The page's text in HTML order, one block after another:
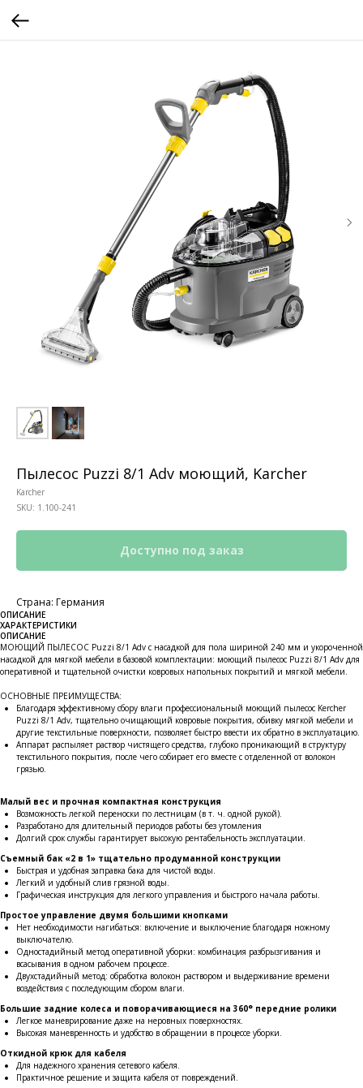
Пылесос Puzzi 8/1 Adv моющий, Karcher
Karcher
SKU: 1.100-241
Страна: Германия
ОПИСАНИЕ
ХАРАКТЕРИСТИКИ
ОПИСАНИЕ
МОЮЩИЙ ПЫЛЕСОС Puzzi 8/1 Adv с насадкой для пола шириной 240 мм и укороченной
насадкой для мягкой мебели в базовой комплектации: моющий пылесос Puzzi 8/1 Adv для
оперативной и тщательной очистки ковровых напольных покрытий и мягкой мебели.
ОСНОВНЫЕ ПРЕИМУЩЕСТВА:
Благодаря эффективному сбору влаги профессиональный моющий пылесос Kercher
Puzzi 8/1 Adv, тщательно очищающий ковровые покрытия, обивку мягкой мебели и
другие текстильные поверхности, позволяет быстро ввести их обратно в эксплуатацию.
Аппарат распыляет раствор чистящего средства, глубоко проникающий в структуру
текстильного покрытия, после чего собирает его вместе с отделенной от волокон
грязью.
Малый вес и прочная компактная конструкция
Возможность легкой переноски по лестницам (в т. ч. одной рукой).
Разработано для длительный периодов работы без утомления
Долгий срок службы гарантирует высокую рентабельность эксплуатации.
Съемный бак «2 в 1» тщательно продуманной конструкции
Быстрая и удобная заправка бака для чистой воды.
Легкий и удобный слив грязной воды.
Графическая инструкция для легкого управления и быстрого начала работы.
Простое управление двумя большими кнопками
Нет необходимости нагибаться: включение и выключение благодаря ножному
выключателю.
Одностадийный метод оперативной уборки: комбинация разбрызгивания и
всасывания в одном рабочем процессе.
Двухстадийный метод: обработка волокон раствором и выдерживание времени
воздействия с последующим сбором влаги.
Большие задние колеса и поворачивающиеся на 360° передние ролики
Легкое маневрирование даже на неровных поверхностях.
Высокая маневренность и удобство в обращении в процессе уборки.
Откидной крюк для кабеля
Для надежного хранения сетевого кабеля.
Практичное решение и защита кабеля от повреждений.